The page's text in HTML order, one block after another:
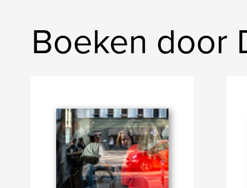
Boeken door